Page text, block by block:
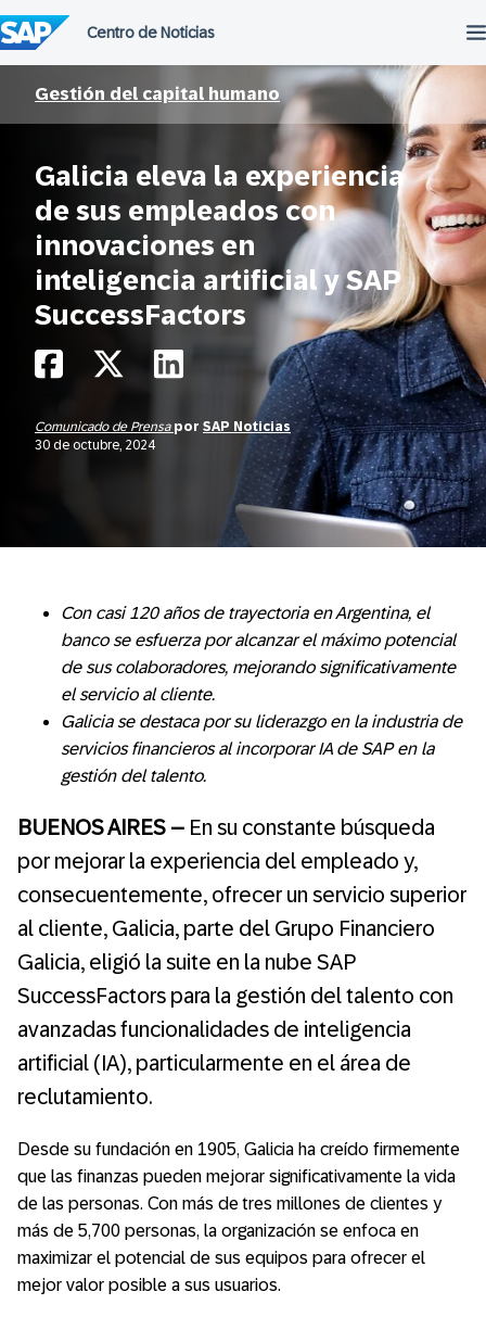
al
contenido
Gestión del capital humano
Galicia eleva la experiencia
de sus empleados con
innovaciones en
inteligencia artificial y SAP
SuccessFactors
Comunicado de Prensa por SAP Noticias
30 de octubre, 2024
Con casi 120 años de trayectoria en Argentina, el
banco se esfuerza por alcanzar el máximo potencial
de sus colaboradores, mejorando significativamente
el servicio al cliente.
Galicia se destaca por su liderazgo en la industria de
servicios financieros al incorporar IA de SAP en la
gestión del talento.
BUENOS AIRES – En su constante búsqueda
por mejorar la experiencia del empleado y,
consecuentemente, ofrecer un servicio superior
al cliente, Galicia, parte del Grupo Financiero
Galicia, eligió la suite en la nube SAP
SuccessFactors para la gestión del talento con
avanzadas funcionalidades de inteligencia
artificial (IA), particularmente en el área de
reclutamiento.
Desde su fundación en 1905, Galicia ha creído firmemente
que las finanzas pueden mejorar significativamente la vida
de las personas. Con más de tres millones de clientes y
más de 5,700 personas, la organización se enfoca en
maximizar el potencial de sus equipos para ofrecer el
mejor valor posible a sus usuarios.